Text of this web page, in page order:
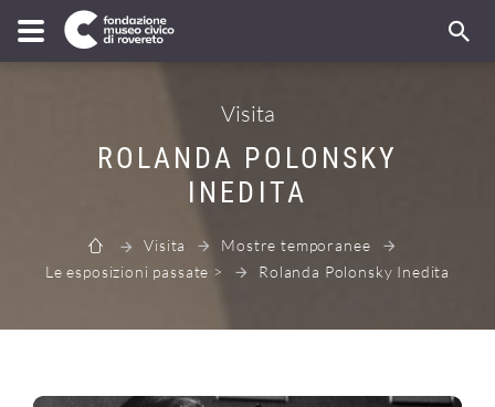
Visita
ROLANDA POLONSKY
INEDITA
Visita
Mostre temporanee
Le esposizioni passate >
Rolanda Polonsky Inedita